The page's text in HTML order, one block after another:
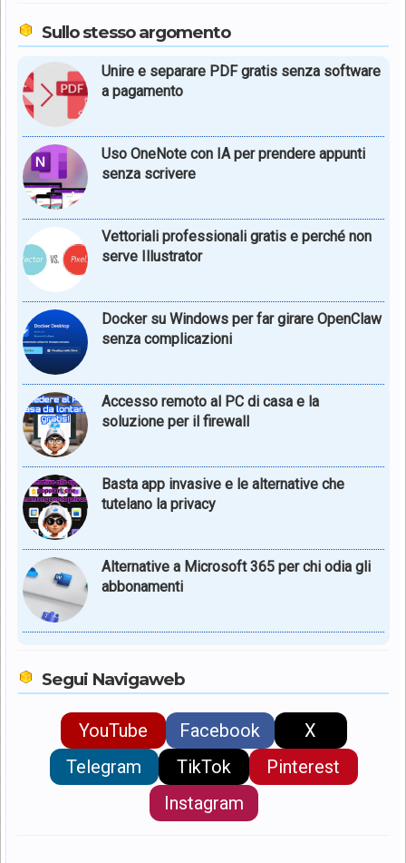
Sullo stesso argomento
Unire e separare PDF gratis senza software
a pagamento
Uso OneNote con IA per prendere appunti
senza scrivere
Vettoriali professionali gratis e perché non
serve Illustrator
Docker su Windows per far girare OpenClaw
senza complicazioni
Accesso remoto al PC di casa e la
soluzione per il firewall
Basta app invasive e le alternative che
tutelano la privacy
Alternative a Microsoft 365 per chi odia gli
abbonamenti
Segui Navigaweb
YouTube Facebook
X
Telegram
TikTok
Pinterest
Instagram